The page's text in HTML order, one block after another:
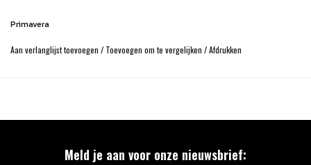
Primavera
Aan verlanglijst toevoegen / Toevoegen om te vergelijken /Afdrukken
Meld je aan voor onze nieuwsbrief: